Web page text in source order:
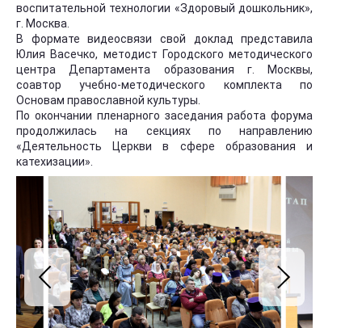
воспитательной технологии «Здоровый дошкольник»,
г. Москва.
В формате видеосвязи свой доклад представила
Юлия Васечко, методист Городского методического
центра Департамента образования г. Москвы,
соавтор учебно-методического комплекта по
Основам православной культуры.
По окончании пленарного заседания работа форума
продолжилась на секциях по направлению
«Деятельность Церкви в сфере образования и
катехизации».